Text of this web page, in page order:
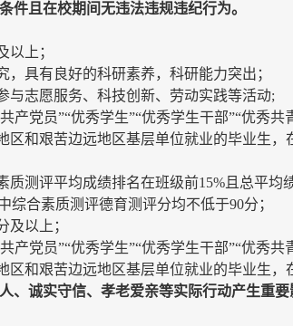
件且在校期间无违法违规违纪行为。
以上；
，具有良好的科研素养，科研能力突出；
与志愿服务、科技创新、劳动实践等活动;
产党员”“优秀学生”“优秀学生干部”“优秀
区和艰苦边远地区基层单位就业的毕业生，
质测评平均成绩排名在班级前15%且总平
综合素质测评德育测评分均不低于90分；
及以上；
产党员”“优秀学生”“优秀学生干部”“优秀
区和艰苦边远地区基层单位就业的毕业生，
、诚实守信、孝老爱亲等实际行动产生重